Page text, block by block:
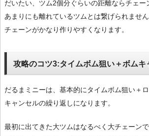
だいたい、ツム2個分ぐらいの距離ならチェー
あまりにも離れているツムとは繋げられませ
チェーンがかなり作りやすくなります。
攻略のコツ3:タイムボム狙い＋ボムキ
だるまミニーは、基本的にタイムボム狙い＋
キャンセルの繰り返しになります。
最初に出てきた大ツムはなるべく大チェーンで